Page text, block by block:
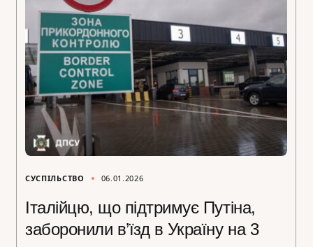
СУСПІЛЬСТВО 06.01.2026
Італійцю, що підтримує Путіна,
заборонили в’їзд в Україну на 3